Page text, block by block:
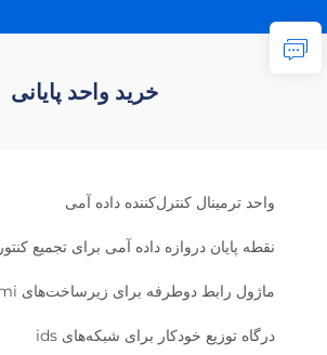
خرید واحد پایانی
واحد ترمینال کنترل‌کننده داده آمی
نقطه پایان دروازه داده آمی برای تجمیع کنتور
ماژول رابط دوطرفه برای زیرساخت‌های ami
درگاه توزیع خودکار برای شبکه‌های ids